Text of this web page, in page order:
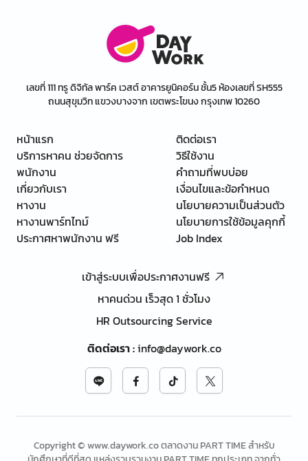
เลขที่ 111 ทรู ดิจิทัล พาร์ค เวสต์ อาคารยูนิคอร์น ชั้น5 ห้องเลขที่ SH555
ถนนสุขุมวิท แขวงบางจาก เขตพระโขนง กรุงเทพ 10260
หน้าแรก
บริการหาคน ช่วยจัดการ
พนักงาน
เกี่ยวกับเรา
หางาน
หางานพาร์ทไทม์
ประกาศหาพนักงาน ฟรี
ติดต่อเรา
วิธีใช้งาน
คำถามที่พบบ่อย
เงื่อนไขและข้อกำหนด
นโยบายความเป็นส่วนตัว
นโยบายการใช้ข้อมูลคุกกี้
Job Index
เข้าสู่ระบบเพื่อประกาศงานฟรี
หาคนด่วน เร็วสุด 1 ชั่วโมง
HR Outsourcing Service
ติดต่อเรา:info@daywork.co
Copyright © www.daywork.co ตลาดงาน PART TIME สำหรับ